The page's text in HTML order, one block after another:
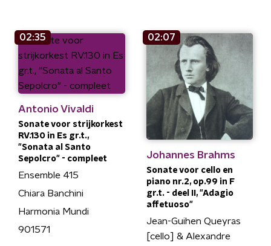
02:35
Antonio Vivaldi
Sonate voor strijkorkest
RV.130 in Es gr.t.,
"Sonata al Santo
Sepolcro" - compleet
Ensemble 415
Chiara Banchini
Harmonia Mundi
901571
02:07
Johannes Brahms
Sonate voor cello en
piano nr.2, op.99 in F
gr.t. - deel II, "Adagio
affetuoso"
Jean-Guihen Queyras
[cello] & Alexandre